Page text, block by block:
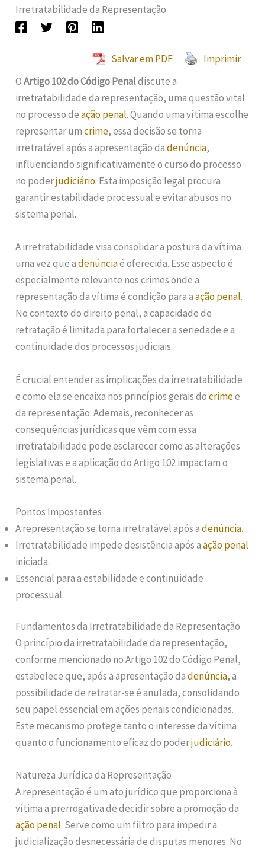
Irretratabilidade da Representação
Salvar em PDF
Imprimir
OArtigo 102 do Código Penaldiscute a
irretratabilidade da representação, uma questão vital
no processo deação penal. Quando uma vítima escolhe
representar umcrime, essa decisão se torna
irretratável após a apresentação dadenúncia,
influenciando significativamente o curso do processo
no poderjudiciário. Esta imposição legal procura
garantir estabilidade processual e evitar abusos no
sistema penal.
A irretratabilidade visa consolidar a postura da vítima
uma vez que adenúnciaé oferecida. Esse aspecto é
especialmente relevante nos crimes onde a
representação da vítima é condição para aação penal.
No contexto do direito penal, a capacidade de
retratação é limitada para fortalecer a seriedade e a
continuidade dos processos judiciais.
É crucial entender as implicações da irretratabilidade
e como ela se encaixa nos princípios gerais docrimee
da representação. Ademais, reconhecer as
consequências jurídicas que vêm com essa
irretratabilidade pode esclarecer como as alterações
legislativas e a aplicação do Artigo 102 impactam o
sistema penal.
Pontos Impostantes
A representação se torna irretratável após adenúncia.
Irretratabilidade impede desistência após aação penal
iniciada.
Essencial para a estabilidade e continuidade
processual.
Fundamentos da Irretratabilidade da Representação
O princípio da irretratabilidade da representação,
conforme mencionado no Artigo 102 do Código Penal,
estabelece que, após a apresentação dadenúncia, a
possibilidade de retratar-se é anulada, consolidando
seu papel essencial em ações penais condicionadas.
Este mecanismo protege tanto o interesse da vítima
quanto o funcionamento eficaz do poderjudiciário.
Natureza Jurídica da Representação
A representação é um ato jurídico que proporciona à
vítima a prerrogativa de decidir sobre a promoção da
ação penal. Serve como um filtro para impedir a
judicialização desnecessária de disputas menores. No